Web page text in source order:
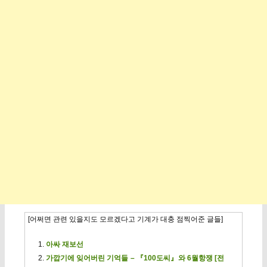
[어쩌면 관련 있을지도 모르겠다고 기계가 대충 점찍어준 글들]
아싸 재보선
가깝기에 잊어버린 기억들 – 『100도씨』와 6월항쟁 [전